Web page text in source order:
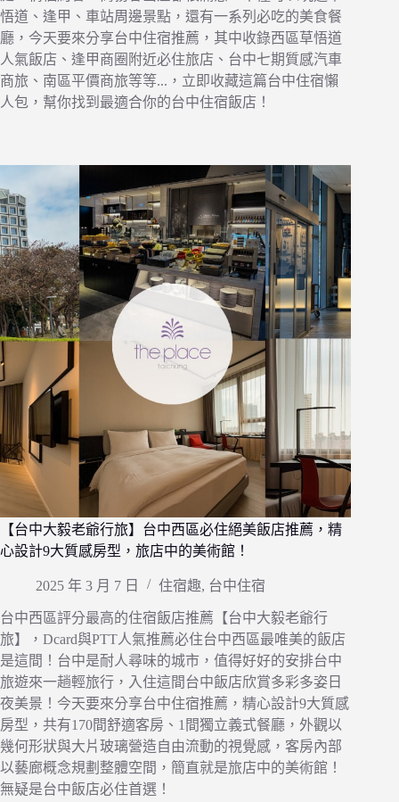
悟道、逢甲、車站周邊景點，還有一系列必吃的美食餐
廳，今天要來分享台中住宿推薦，其中收錄西區草悟道
人氣飯店、逢甲商圈附近必住旅店、台中七期質感汽車
商旅、南區平價商旅等等...，立即收藏這篇台中住宿懶
人包，幫你找到最適合你的台中住宿飯店！
【台中大毅老爺行旅】台中西區必住絕美飯店推薦，精
心設計9大質感房型，旅店中的美術館！
2025 年 3 月 7 日 住宿趣, 台中住宿
台中西區評分最高的住宿飯店推薦【台中大毅老爺行
旅】，Dcard與PTT人氣推薦必住台中西區最唯美的飯店
是這間！台中是耐人尋味的城市，值得好好的安排台中
旅遊來一趟輕旅行，入住這間台中飯店欣賞多彩多姿日
夜美景！今天要來分享台中住宿推薦，精心設計9大質感
房型，共有170間舒適客房、1間獨立義式餐廳，外觀以
幾何形狀與大片玻璃營造自由流動的視覺感，客房內部
以藝廊概念規劃整體空間，簡直就是旅店中的美術館！
無疑是台中飯店必住首選！